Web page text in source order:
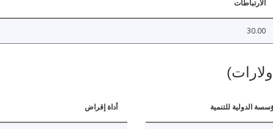
الارتباطات
30.00
الدولية للتنمية أداة إقراض